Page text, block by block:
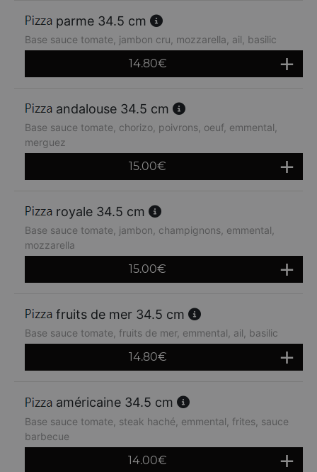
parme 34.5 cm
Base sauce tomate, jambon cru, mozzarella, ail, basilic
14.80€
andalouse 34.5 cm
Base sauce tomate, chorizo, poivrons, oeuf, emmental,
merguez
15.00€
royale 34.5 cm
Base sauce tomate, jambon, champignons, emmental,
mozzarella
15.00€
fruits de mer 34.5 cm
Base sauce tomate, fruits de mer, emmental, ail, basilic
14.80€
américaine 34.5 cm
Base sauce tomate, steak haché, emmental, frites, sauce
barbecue
14.00€